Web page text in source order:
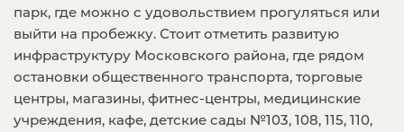
парк, где можно с удовольствием прогуляться или
выйти на пробежку. Стоит отметить развитую
инфраструктуру Московского района, где рядом
остановки общественного транспорта, торговые
центры, магазины, фитнес-центры, медицинские
учреждения, кафе, детские сады №103, 108, 115, 110,